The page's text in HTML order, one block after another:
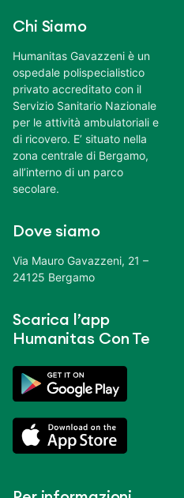
Chi Siamo
Humanitas Gavazzeni è un
ospedale polispecialistico
privato accreditato con il
Servizio Sanitario Nazionale
per le attività ambulatoriali e
di ricovero. E’ situato nella
zona centrale di Bergamo,
all’interno di un parco
secolare.
Dove siamo
Via Mauro Gavazzeni, 21 –
24125 Bergamo
Scarica l’app
Humanitas Con Te